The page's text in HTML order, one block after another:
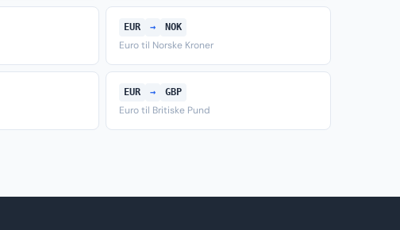
EUR → NOK
Euro til Norske Kroner
EUR → GBP
Euro til Britiske Pund